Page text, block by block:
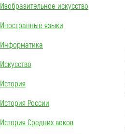
Изобразительное искусство
Иностранные языки
Информатика
Искусство
История
История России
История Средних веков